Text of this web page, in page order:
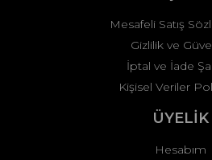
Mesafeli Satış
Gizlilik ve
İptal ve İade
Kişisel Veriler
ÜYELİK
Hesabım